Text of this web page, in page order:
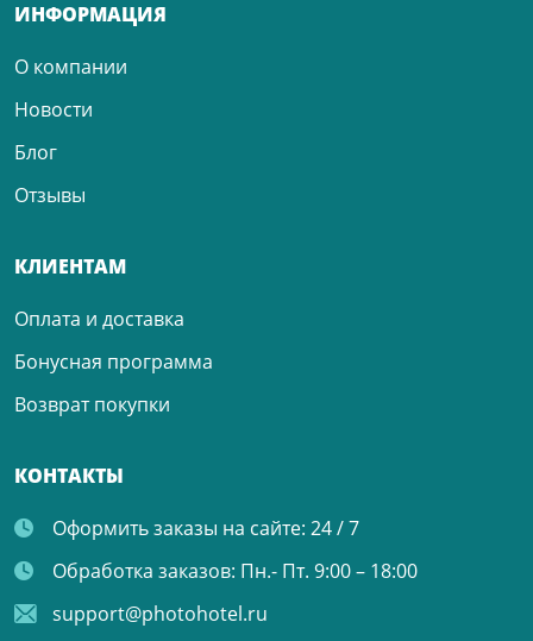
ИНФОРМАЦИЯ
О компании
Новости
Блог
Отзывы
КЛИЕНТАМ
Оплата и доставка
Бонусная программа
Возврат покупки
КОНТАКТЫ
Оформить заказы на сайте: 24 / 7
Обработка заказов: Пн.- Пт. 9:00 – 18:00
support@photohotel.ru